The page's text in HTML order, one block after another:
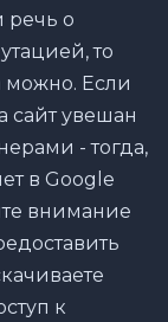
речь о
то
можно. Если
сайт увешан
- тогда,
в Google
внимание
к